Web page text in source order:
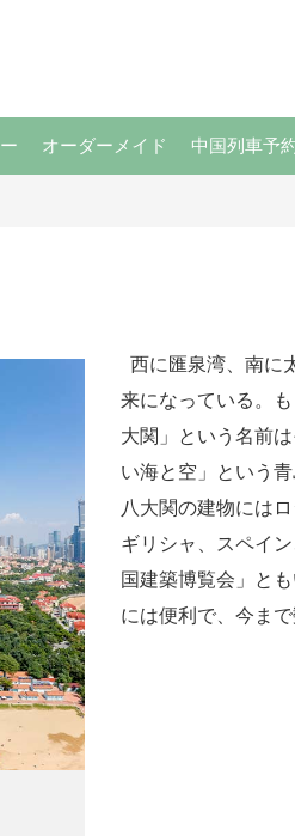
オーダーメイド 中国列車予
西に匯泉湾、南に
来になっている。
大関」という名前
い海と空」という
八大関の建物には
ギリシャ、スペイ
国建築博覧会」と
には便利で、今ま